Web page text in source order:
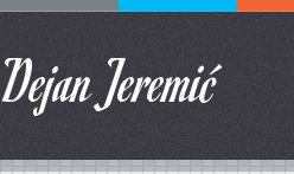
Dejan Jeremić